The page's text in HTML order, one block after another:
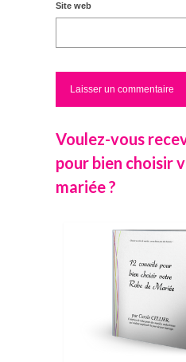
Site web
Voulez-vous
pour bien choisir
mariée ?